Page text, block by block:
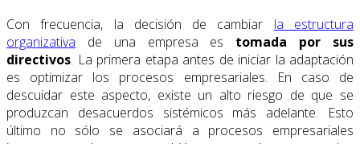
Con frecuencia, la decisión de cambiar la estructura
organizativa de una empresa es tomada por sus
directivos. La primera etapa antes de iniciar la adaptación
es optimizar los procesos empresariales. En caso de
descuidar este aspecto, existe un alto riesgo de que se
produzcan desacuerdos sistémicos más adelante. Esto
último no sólo se asociará a procesos empresariales